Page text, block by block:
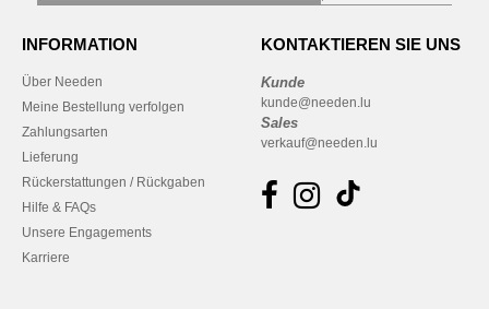
INFORMATION
Über Needen
Meine Bestellung verfolgen
Zahlungsarten
Lieferung
Rückerstattungen / Rückgaben
Hilfe & FAQs
Unsere Engagements
Karriere
KONTAKTIEREN SIE UNS
Kunde
kunde@needen.lu
Sales
verkauf@needen.lu